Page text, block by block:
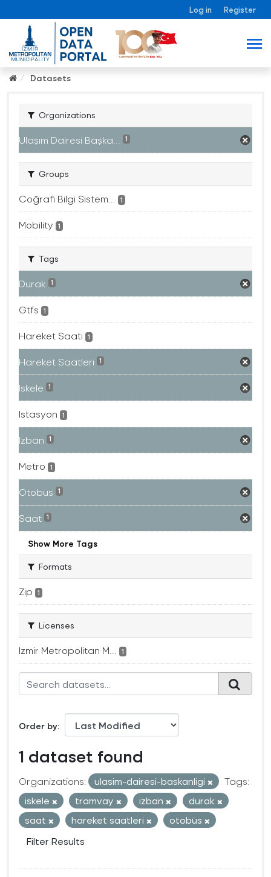
Log in Register
Datasets
Organizations
Ulaşım Dairesi Başka... 1
Groups
Coğrafi Bilgi Sistem... 1
Mobility 1
Tags
Durak 1
Gtfs 1
Hareket Saati 1
Hareket Saatleri 1
Iskele 1
Istasyon 1
Izban 1
Metro 1
Otobüs 1
Saat 1
Show More Tags
Formats
Zip 1
Licenses
Izmir Metropolitan M... 1
Order by
1 dataset found
Organizations: ulasim-dairesi-baskanligi
Tags:
iskele
tramvay izban
durak
saat
hareket saatleri
otobüs
Filter Results